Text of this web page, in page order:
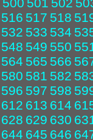
516 517 518
532 533 534
548 549 550
564 565 566
580 581 582
596 597 598
612 613 614
628 629 630
644 645 646